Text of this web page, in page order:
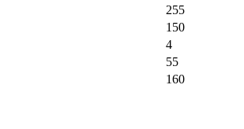
255
150
4
55
160